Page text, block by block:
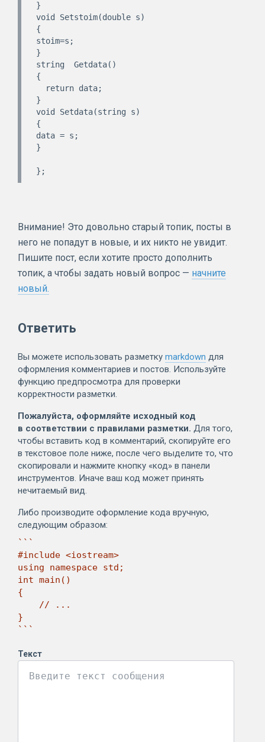
}
void Setstoim(double s)
{
stoim=s;
}
string  Getdata()
{
}
void Setdata(string s)
{
data = s;
}
Внимание! Это довольно старый топик, посты в
него не попадут в новые, и их никто не увидит.
Пишите пост, если хотите просто дополнить
топик, а чтобы задать новый вопрос — начните
новый.
Ответить
Вы можете использовать разметку markdown для
оформления комментариев и постов. Используйте
функцию предпросмотра для проверки
корректности разметки.
Пожалуйста, оформляйте исходный код
в соответствии с правилами разметки. Для того,
чтобы вставить код в комментарий, скопируйте его
в текстовое поле ниже, после чего выделите то, что
скопировали и нажмите кнопку «код» в панели
инструментов. Иначе ваш код может принять
нечитаемый вид.
Либо производите оформление кода вручную,
следующим образом:
```
#include <iostream>
using namespace std;
int main()
{
}
```
Текст